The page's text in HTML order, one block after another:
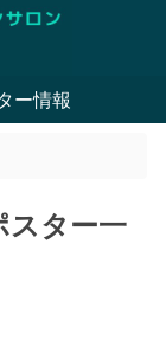
ー情報
ター一